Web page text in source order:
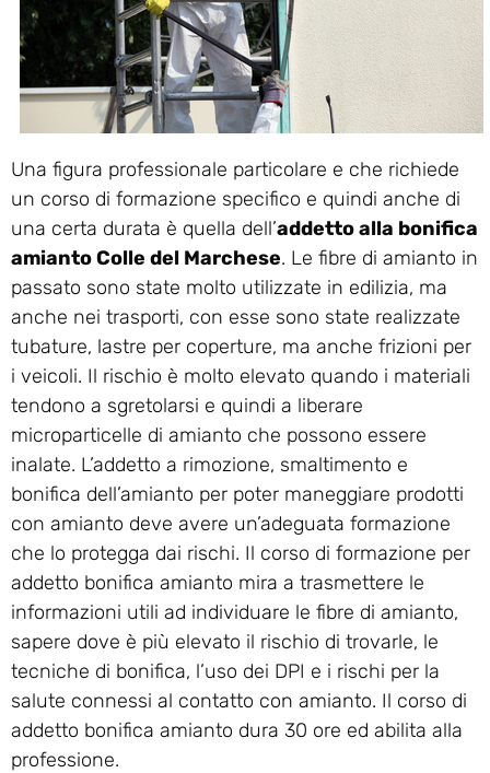
Una figura professionale particolare e che richiede
un corso di formazione specifico e quindi anche di
una certa durata è quella dell’addetto alla bonifica
amianto Colle del Marchese. Le fibre di amianto in
passato sono state molto utilizzate in edilizia, ma
anche nei trasporti, con esse sono state realizzate
tubature, lastre per coperture, ma anche frizioni per
i veicoli. Il rischio è molto elevato quando i materiali
tendono a sgretolarsi e quindi a liberare
microparticelle di amianto che possono essere
inalate. L’addetto a rimozione, smaltimento e
bonifica dell’amianto per poter maneggiare prodotti
con amianto deve avere un’adeguata formazione
che lo protegga dai rischi. Il corso di formazione per
addetto bonifica amianto mira a trasmettere le
informazioni utili ad individuare le fibre di amianto,
sapere dove è più elevato il rischio di trovarle, le
tecniche di bonifica, l’uso dei DPI e i rischi per la
salute connessi al contatto con amianto. Il corso di
addetto bonifica amianto dura 30 ore ed abilita alla
professione.